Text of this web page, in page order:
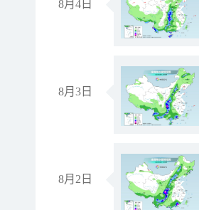
8月4日
8月3日
8月2日